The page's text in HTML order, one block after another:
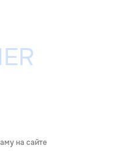
на сайте